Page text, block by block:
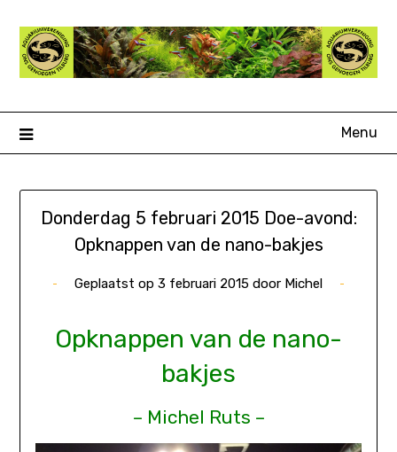
naar
inhoud
Menu
Donderdag 5 februari 2015 Doe-avond:
Opknappen van de nano-bakjes
Geplaatst op 3 februari 2015 door Michel
Opknappen van de nano-
bakjes
– Michel Ruts –